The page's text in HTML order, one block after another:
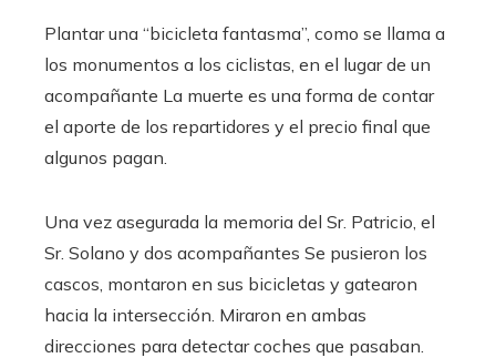
Plantar una “bicicleta fantasma”, como se llama a
los monumentos a los ciclistas, en el lugar de un
acompañante La muerte es una forma de contar
el aporte de los repartidores y el precio final que
algunos pagan.
Una vez asegurada la memoria del Sr. Patricio, el
Sr. Solano y dos acompañantes Se pusieron los
cascos, montaron en sus bicicletas y gatearon
hacia la intersección. Miraron en ambas
direcciones para detectar coches que pasaban.